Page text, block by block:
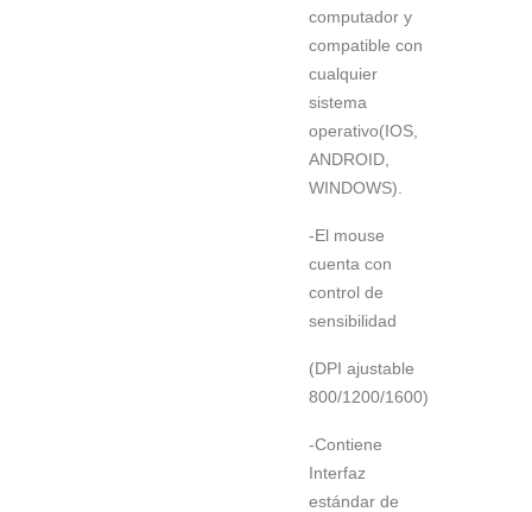
computador y
compatible con
cualquier
sistema
operativo(IOS,
ANDROID,
WINDOWS).
-El mouse
cuenta con
control de
sensibilidad
(DPI ajustable
800/1200/1600)
-Contiene
Interfaz
estándar de